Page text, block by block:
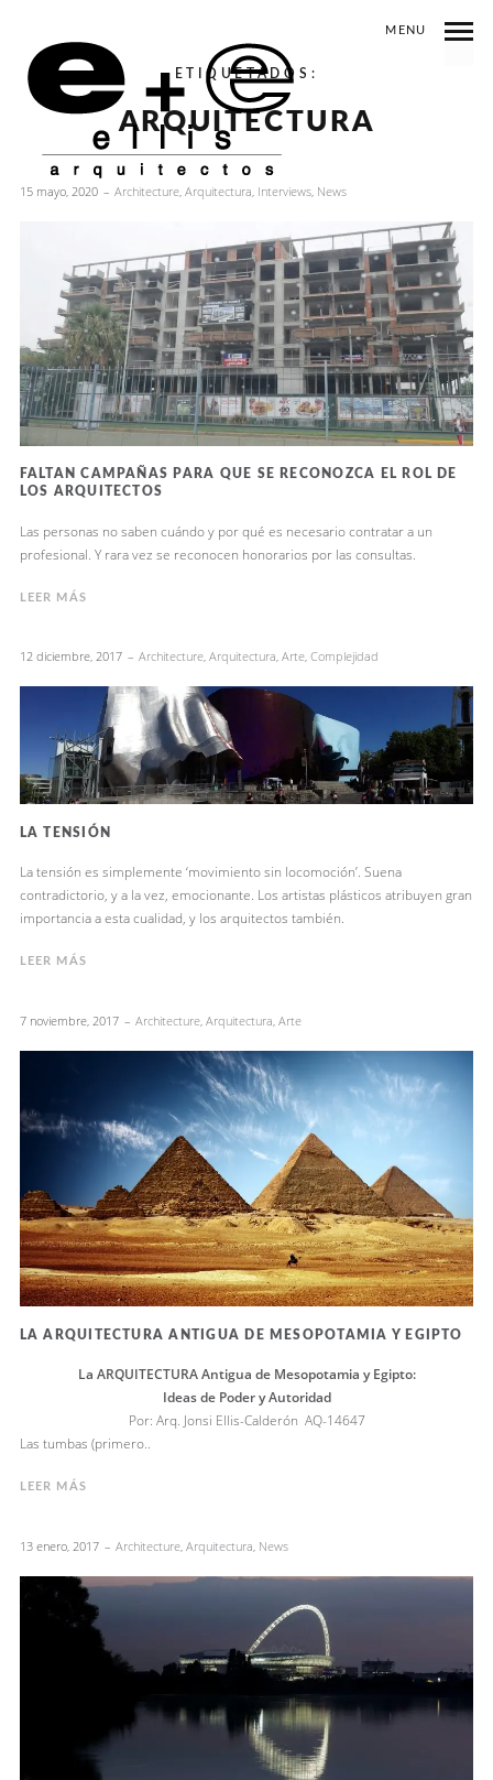
MENU
ETIQUETADOS:
ARQUITECTURA
15 mayo, 2020 Architecture, Arquitectura, Interviews, News
FALTAN CAMPAÑAS PARA QUE SE RECONOZCA EL ROL DE
LOS ARQUITECTOS
Las personas no saben cuándo y por qué es necesario contratar a un
profesional. Y rara vez se reconocen honorarios por las consultas.
LEER MÁS
12 diciembre, 2017 Architecture, Arquitectura, Arte, Complejidad
LA TENSIÓN
La tensión es simplemente ‘movimiento sin locomoción’. Suena
contradictorio, y a la vez, emocionante. Los artistas plásticos atribuyen gran
importancia a esta cualidad, y los arquitectos también.
LEER MÁS
7 noviembre, 2017 Architecture, Arquitectura, Arte
LA ARQUITECTURA ANTIGUA DE MESOPOTAMIA Y EGIPTO
La ARQUITECTURA Antigua de Mesopotamia y Egipto:
Ideas de Poder y Autoridad
Por: Arq. Jonsi Ellis-Calderón AQ-14647
Las tumbas (primero..
LEER MÁS
13 enero, 2017 Architecture, Arquitectura, News